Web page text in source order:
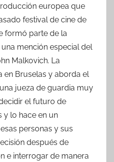
europea que
festival de cine de
formó parte de la
mención especial del
Malkovich. La
en Bruselas y aborda el
jueza de guardia muy
el futuro de
y lo hace en un
personas y sus
después de
e interrogar de manera